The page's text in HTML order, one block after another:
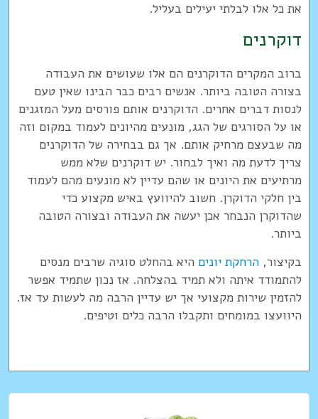
את כל אלו לבלתי יעילים בעליל.
דוקרנים
ברוב המקרים הדוקרנים הם אלו שעושים את העבודה
בצורה הטובה ביותר. אנשים רבים כבר הבינו שאין טעם
לנסות דברים אחרים. הדוקרנים אותם פורסים מעל המזגנים
או על הסורגים של הגג, מונעים מהיונים לעמוד במקום וזה
מה שבעצם מרחיק אותם. אך גם בבחירה של הדוקרנים
צריך לדעת מה ואיך לבחור. יש דוקרנים שלא ממש
מרתיעים את היונים או שהם עדיין לא מונעים מהם לעמוד
בין חלקי הדוקרן. חשוב להיוועץ באיש מקצוע כדי
שהדוקרן הנבחר אכן יעשה את העבודה ובצורה הטובה
ביותר.
בקיצור, הרחקת יוניםהיא בהחלט סוגיה שרבים מנסים
להתמודד איתה ולא תמיד בהצלחה. אז נכון שתמיד אפשר
להזמין שירות מקצועי אך יש עדיין הרבה מה לעשות עד אז.
היוועצו במומחים ותקבלו הרבה כלים וטיפים.